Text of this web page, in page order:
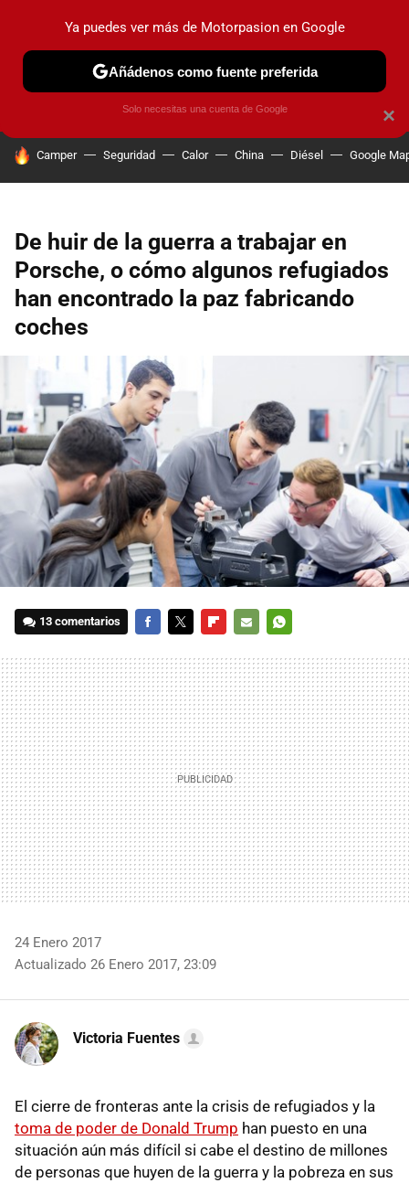
PRUEBAS COCHES ELÉCTRICOS OBSERVATORIO
HOY SE HABLA DE
Camper Seguridad Calor China Diésel Google
De huir de la guerra a trabajar en
Porsche, o cómo algunos refugiados
han encontrado la paz fabricando
coches
13 comentarios
MAIL
24 Enero 2017
Actualizado 26 Enero 2017, 23:09
Victoria Fuentes
El cierre de fronteras ante la crisis de refugiados y la
toma de poder de Donald Trump han puesto en una
situación aún más difícil si cabe el destino de millones
de personas que huyen de la guerra y la pobreza en sus
×
Ya puedes ver más de Motorpasion en Google
Añádenos como fuente preferida
Solo necesitas una cuenta de Google